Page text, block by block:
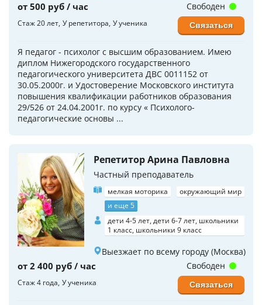
от 500 руб / час
Стаж 20 лет У репетитора У ученика
Я педагог - психолог с высшим образованием. Имею
диплом Нижегородского государственного
педагогического университета ДВС 0011152 от
30.05.2000г. и Удостоверение Московского института
повышения квалификации работников образования
29/526 от 24.04.2001г. по курсу « Психолого-
педагогические основы ...
Свободен
Связаться
Репетитор Арина Павловна
Частный преподаватель
мелкая моторика
окружающий мир
и еще 5
дети 4-5 лет, дети 6-7 лет, школьники
1 класс, школьники 9 класс
Выезжает по всему городу (Москва)
от 2 400 руб / час
Стаж 4 года У ученика
Свободен
Связаться